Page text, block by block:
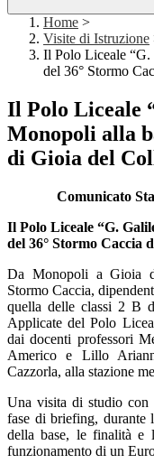
Home >
Visite di Istruzione
Il Polo Liceale
del 36° Stormo
Il Polo Liceale
Monopoli alla
di Gioia del
Comunicato
Il Polo Liceale “G.
del 36° Stormo Caccia
Da Monopoli a Gioia
Stormo Caccia,
quella delle classi 2 B
Applicate del Polo
dai docenti professori
Americo e Lillo
Cazzorla, alla stazione
Una visita di studio con
fase di briefing, durante
della base, le finalità e
funzionamento di un